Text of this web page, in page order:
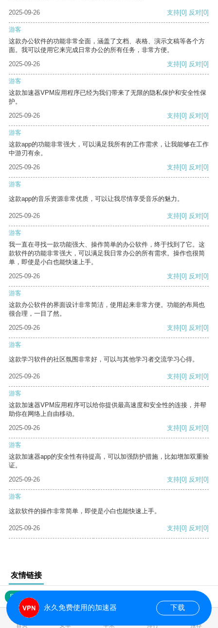
2025-09-26 支持[0] 反对[0]
游客
这款办公软件的功能非常全面，涵盖了文档、表格、演示文稿等各个方
面。我可以使用它来完成日常办公的所有任务，非常方便。
2025-09-26
支持[0] 反对[0]
游客
这款加速器VPM应用程序已经为我们带来了无限的隐私保护和安全性保
护。
2025-09-26
支持[0] 反对[0]
游客
这款app的功能非常强大，可以满足我所有的工作需求，让我能够在工作
中游刃有余。
2025-09-26
支持[0] 反对[0]
游客
这款app的音乐资源非常优质，可以让我尽情享受音乐的魅力。
2025-09-26 支持[0] 反对[0]
游客
我一直在寻找一款功能强大、操作简单的办公软件，终于找到了它。这
款软件的功能非常强大，可以满足我日常办公的所有需求。操作也很简
单，即使是小白也能快速上手。
2025-09-26
支持[0] 反对[0]
游客
这款办公软件的界面设计非常简洁，使用起来非常方便。功能的布局也
很合理，一目了然。
2025-09-26
支持[0] 反对[0]
游客
这款学习软件的社区氛围非常好，可以与其他学习者交流学习心得。
2025-09-26 支持[0] 反对[0]
游客
这款加速器VPM应用程序可以给你提供最高速度和安全性的连接，并帮
助你在网络上自由移动。
2025-09-26
支持[0] 反对[0]
游客
这款加速器app的安全性有待提高，可以加强防护措施，比如增加双重验
证。
2025-09-26
支持[0] 反对[0]
游客
这款软件的操作非常简单，即使是小白也能快速上手。
2025-09-26 支持[0] 反对[0]
友情链接
网站地图
首页 安卓 苹果 排行 推荐
永久免费使用的加速器 下载
0.019585s